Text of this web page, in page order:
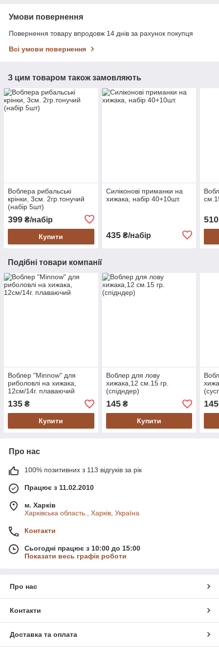
Умови повернення
Повернення товару впродовж 14 днів за рахунок покупця
Всі умови повернення
З цим товаром також замовляють
Воблера рибальські
крінки, 3см. 2гр.тонучий
(набір 5шт)
399 ₴/набір
Купити
Силіконові приманки на
хижака, набір 40+10шт.
435₴/набір
510
Подібні товари компанії
Воблер "Minnow" для
риболовлі на хижака,
12см/14г. плаваючий
135 ₴
Купити
Воблер для лову
хижака,12 см.15 гр.
(спідндер)
145₴
Купити
145
Про нас
100% позитивних з 113 відгуків за рік
Працює з 11.02.2010
м. Харків
Харківська область., Харків, Україна
Контакти
Сьогодні працює з 10:00 до 15:00
Показати весь графік роботи
Про нас
Контакти
Доставка та оплата